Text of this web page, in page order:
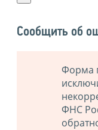
Сообщить об
Форма
ФНС